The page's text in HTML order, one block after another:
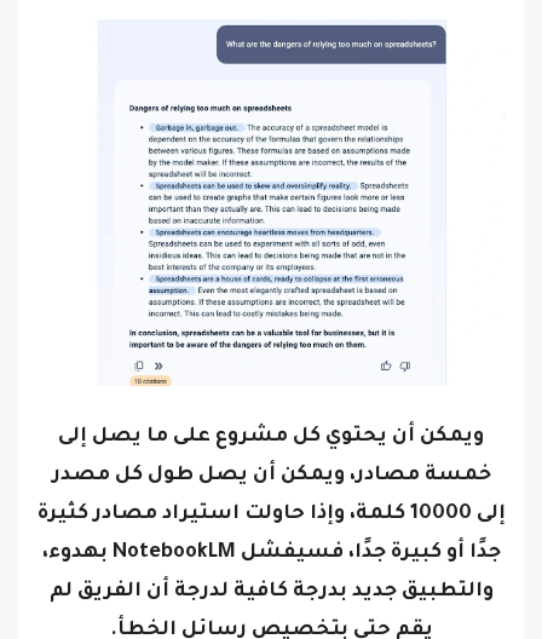
خمسة مصادر، ويمكن أن يصل طول كل مصدر
إلى 10000 كلمة، وإذا حاولت استيراد مصادر كثيرة
جدًا أو كبيرة جدًا، فسيفشل NotebookLM بهدوء،
والتطبيق جديد بدرجة كافية لدرجة أن الفريق لم
يقم حتى بتخصيص رسائل الخطأ.